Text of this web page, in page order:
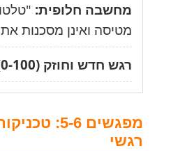
מחשבה חלופית:
מטיסה ואינן מסכנות
רגש חדש וחוזק (0-100):
מפגשים 5-6:
רגשי